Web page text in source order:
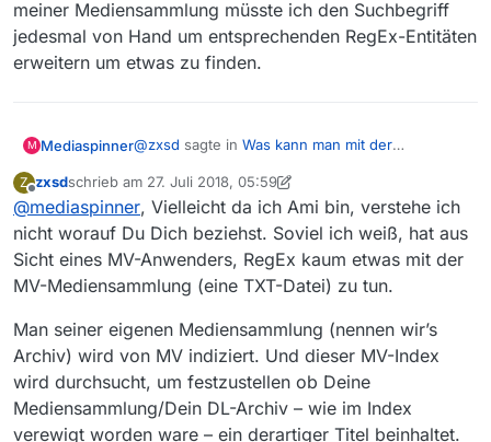
meiner Mediensammlung müsste ich den Suchbegriff
jedesmal von Hand um entsprechenden RegEx-Entitäten
erweitern um etwas zu finden.
M Mediaspinner@zxsd sagte in Was kann man mit der
Versuch es mit Rechts-Klick auf dem
Eintrag, dann Titel in der Mediensammlung
suchen selektieren! Wenn die Sender
mitmachen, und der Titel konstant bleibt,
kann man sehen ob die eigene
beinhaltet … vielleicht unter anderem
Serientitel (beispielsweise, BR | Natur
exclusiv oder NDR | Expeditionen ins
Tierreich).
genau das hatte ich ja gemacht. Nur bei der
Struktur meiner Mediensammlung müsste ich
den Suchbegriff jedesmal von Hand um
etwas zu finden.
Z
Offline
zxsdschrieb am 27. Juli 2018, 05:59
zuletzt editiert von zxsd
@mediaspinner, Vielleicht da ich Ami bin, verstehe ich
nicht worauf Du Dich beziehst. Soviel ich weiß, hat aus
Sicht eines MV-Anwenders, RegEx kaum etwas mit der
MV-Mediensammlung (eine TXT-Datei) zu tun.
Man seiner eigenen Mediensammlung (nennen wir’s
Archiv) wird von MV indiziert. Und dieser MV-Index
wird durchsucht, um festzustellen ob Deine
Mediensammlung/Dein DL-Archiv – wie im Index
verewigt worden ware – ein derartiger Titel beinhaltet.